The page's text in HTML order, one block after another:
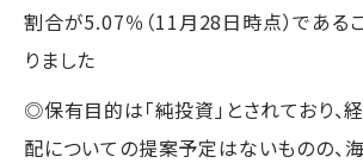
割合が5.07％（11月28日時点）である
りました
◎保有目的は「純投資」とされており、
配についての提案予定はないものの、